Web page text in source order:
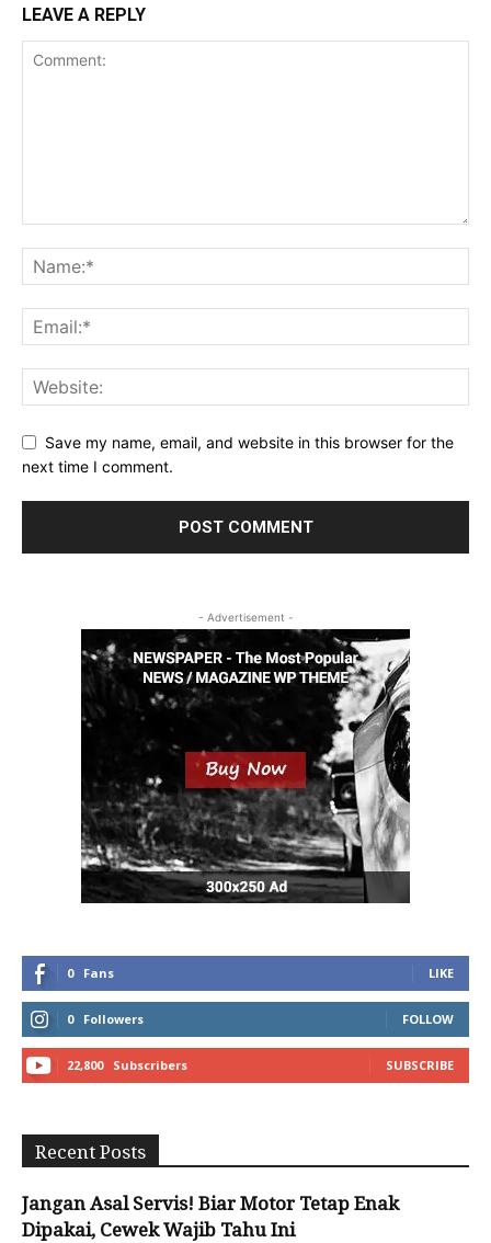
LEAVE A REPLY
Save my name, email, and website in this browser for the
next time I comment.
- Advertisement -
0 Fans LIKE
0 Followers FOLLOW
22,800 Subscribers SUBSCRIBE
Recent Posts
Jangan Asal Servis! Biar Motor Tetap Enak
Dipakai, Cewek Wajib Tahu Ini